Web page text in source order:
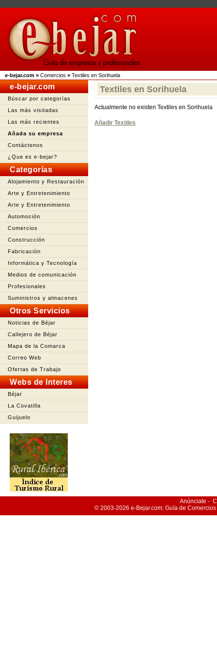
e-bejar.com » Comercios » Textiles en Sorihuela
e-bejar.com
Búscar por categorías
Las más visitadas
Las más recientes
Añada su empresa
Contáctenos
¿Que es e-bejar?
Categorías
Alojamiento y Restauración
Arte y Entretenimiento
Arte y Entretenimiento
Automoción
Comercios
Construcción
Fabricación
Informática y Tecnología
Medios de comunicación
Profesionales
Suministros y almacenes
Otros Servicios
Noticias de Béjar
Callejero de Béjar
Mapa de la Comarca
Correo Web
Ofertas de Trabajo
Webs de Interes
Béjar
La Covatilla
Guijuelo
Textiles en Sorihuela
Actualmente no existen Textiles en Sorihuela
Añadir Textiles
Anúnciate -
© 2003-2026 e-Bejar.com: Guía de